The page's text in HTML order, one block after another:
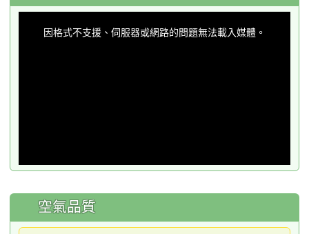
因格式不支援、伺服器或網路的問題無法載入媒體。
空氣品質